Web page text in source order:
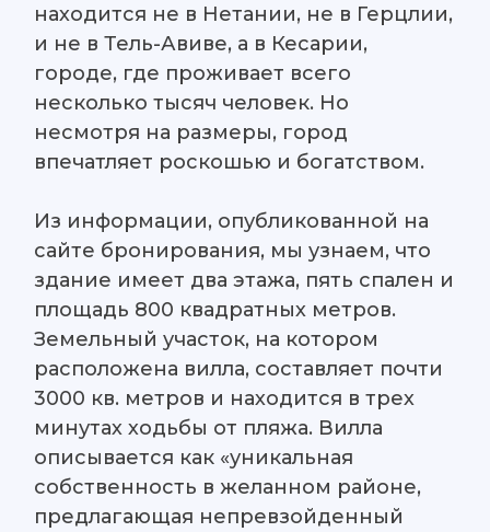
находится не в Нетании, не в Герцлии,
и не в Тель-Авиве, а в Кесарии,
городе, где проживает всего
несколько тысяч человек. Но
несмотря на размеры, город
впечатляет роскошью и богатством.
Из информации, опубликованной на
сайте бронирования, мы узнаем, что
здание имеет два этажа, пять спален и
площадь 800 квадратных метров.
Земельный участок, на котором
расположена вилла, составляет почти
3000 кв. метров и находится в трех
минутах ходьбы от пляжа. Вилла
описывается как «уникальная
собственность в желанном районе,
предлагающая непревзойденный